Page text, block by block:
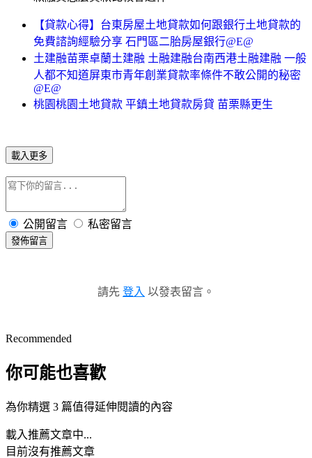
【貸款心得】台東房屋土地貸款如何跟銀行土地貸款的
免費諮詢經驗分享 石門區二胎房屋銀行@E@
土建融苗栗卓蘭土建融 土融建融台南西港土融建融 一般
人都不知道屏東市青年創業貸款率條件不敢公開的秘密
@E@
桃園桃園土地貸款 平鎮土地貸款房貸 苗栗縣更生
載入更多
公開留言 私密留言
發佈留言
請先 登入 以發表留言。
Recommended
你可能也喜歡
為你精選 3 篇值得延伸閱讀的內容
載入推薦文章中...
目前沒有推薦文章